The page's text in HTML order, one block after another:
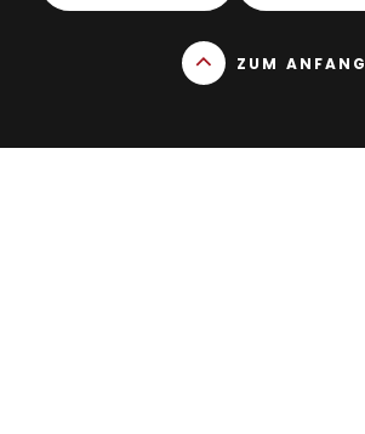
ZUM ANFANG